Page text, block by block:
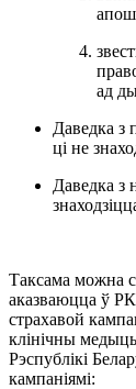
ад
Даведка з
ці не
Даведка з
Таксама можна
аказваюцца ў
страхавой
клінічны
Рэспублікі
кампаніямі: